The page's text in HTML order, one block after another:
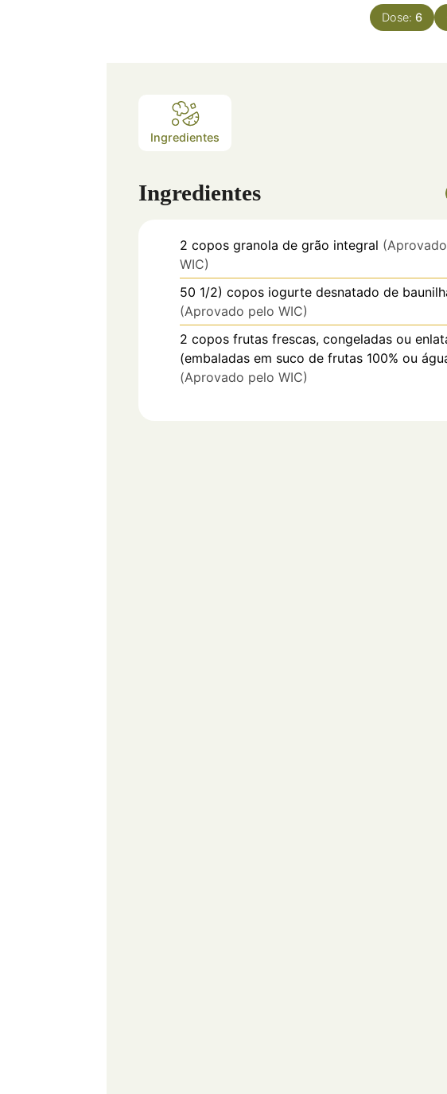
Dose: 6
Ingredientes
Ingredientes
2 copos granola de grão integral
WIC)
50 1/2) copos iogurte desnatado de
(Aprovado pelo WIC)
2 copos frutas frescas, congeladas ou
(embaladas em suco de frutas 100% ou
(Aprovado pelo WIC)